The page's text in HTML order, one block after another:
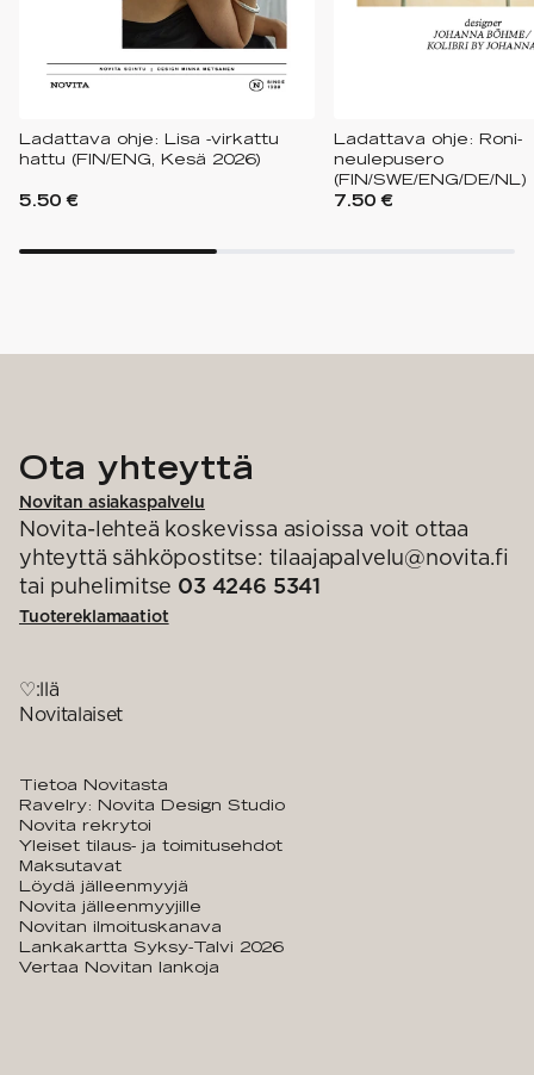
Ladattava ohje: Lisa -virkattu
hattu (FIN/ENG, Kesä 2026)
5.50 €
Ladattava ohje: Roni-
neulepusero
(FIN/SWE/ENG/DE/NL)
7.50 €
Ota yhteyttä
Novitan asiakaspalvelu
Novita-lehteä koskevissa asioissa voit ottaa
yhteyttä sähköpostitse: tilaajapalvelu@novita.fi
tai puhelimitse 03 4246 5341
Tuotereklamaatiot
♡:llä
Novitalaiset
Tietoa Novitasta
Ravelry: Novita Design Studio
Novita rekrytoi
Yleiset tilaus- ja toimitusehdot
Maksutavat
Löydä jälleenmyyjä
Novita jälleenmyyjille
Novitan ilmoituskanava
Lankakartta Syksy-Talvi 2026
Vertaa Novitan lankoja